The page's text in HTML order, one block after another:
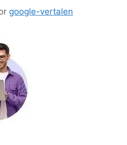
google-vertalen